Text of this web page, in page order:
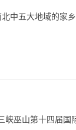
中五大地域的家
巫山第十四届